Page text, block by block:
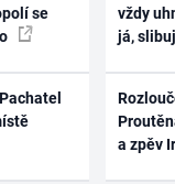
se
vždy
já,
a zpěv